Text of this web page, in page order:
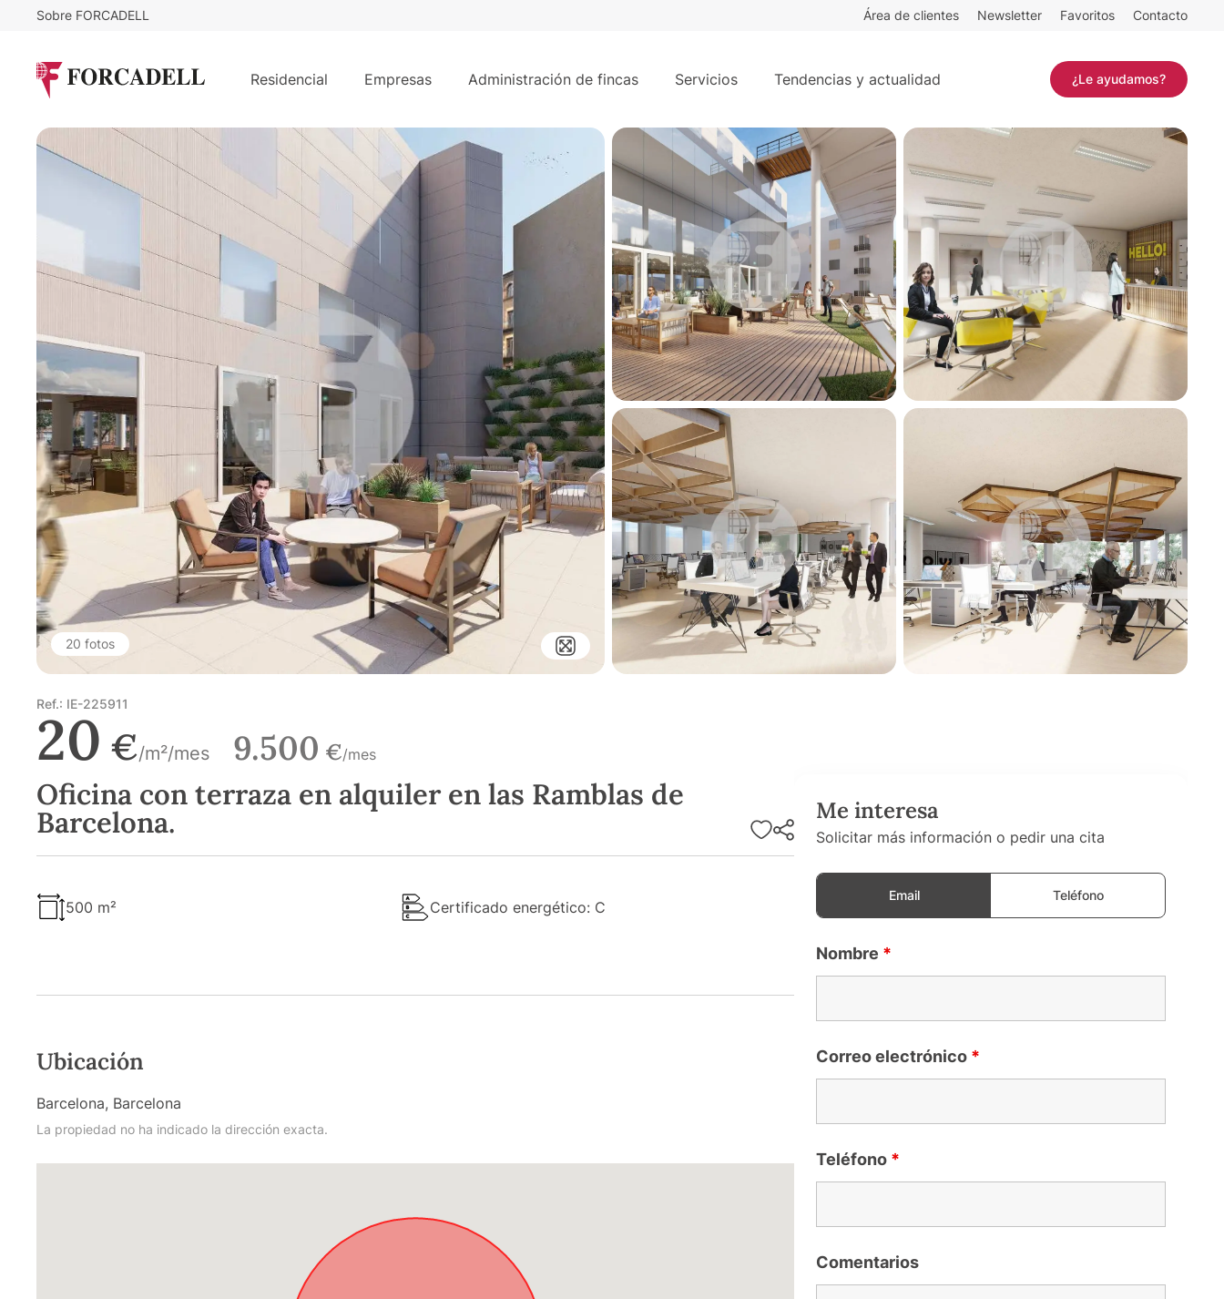
Sobre FORCADELL Área de clientes Newsletter Favoritos Contacto
Residencial Empresas Administración de fincas Servicios Tendencias y actualidad ¿Le ayudamos?
Oficina con terraza en alquiler en las Ramblas de Barcelona.
20 fotos
Ref.: IE-225911
20 €/m²/mes 9.500 €/mes
Oficina con terraza en alquiler en las Ramblas de
Barcelona.
500 m² Certificado energético: C
Ubicación
Barcelona, Barcelona
La propiedad no ha indicado la dirección exacta.
Me interesa
Solicitar más información o pedir una cita
Email Teléfono
Nombre *
Correo electrónico *
Teléfono *
Comentarios